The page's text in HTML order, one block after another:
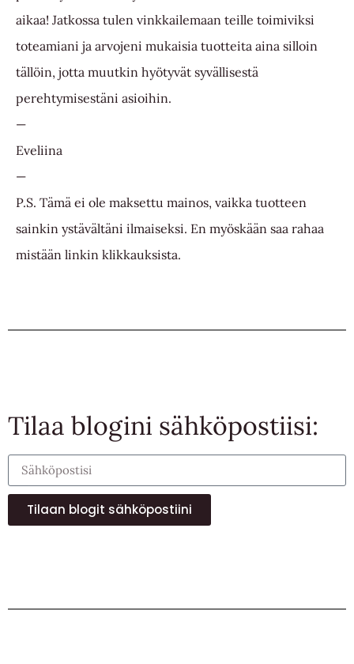
aikaa! Jatkossa tulen vinkkailemaan teille toimiviksi
toteamiani ja arvojeni mukaisia tuotteita aina silloin
tällöin, jotta muutkin hyötyvät syvällisestä
perehtymisestäni asioihin.
—
Eveliina
—
P.S. Tämä ei ole maksettu mainos, vaikka tuotteen
sainkin ystävältäni ilmaiseksi. En myöskään saa rahaa
mistään linkin klikkauksista.
Tilaa blogini sähköpostiisi:
Tilaan blogit sähköpostiini